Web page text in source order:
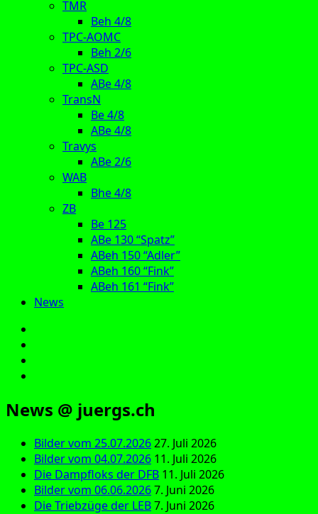
TMR
Beh 4/8
TPC-AOMC
Beh 2/6
TPC-ASD
ABe 4/8
TransN
Be 4/8
ABe 4/8
Travys
ABe 2/6
WAB
Bhe 4/8
ZB
Be 125
ABe 130 “Spatz”
ABeh 150 “Adler”
ABeh 160 “Fink”
ABeh 161 “Fink”
News
News @ juergs.ch
Bilder vom 25.07.202627. Juli 2026
Bilder vom 04.07.2026 11. Juli 2026
Die Dampfloks der DFB 11. Juli 2026
Bilder vom 06.06.20267. Juni 2026
Die Triebzüge der LEB7. Juni 2026